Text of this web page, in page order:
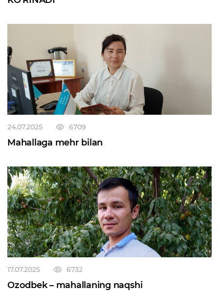
24.07.2025 6709
Mahallaga mehr bilan
17.07.2025 6732
Ozodbek – mahallaning naqshi